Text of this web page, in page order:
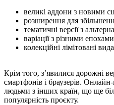
великі аддони з новими
розширення для
тематичні версії з
варіації з різними
колекційні лімітовані
Крім того, з’явилися дорожні
смартфонів і браузерів.
людьми з інших країн, що ще
популярність проєкту.